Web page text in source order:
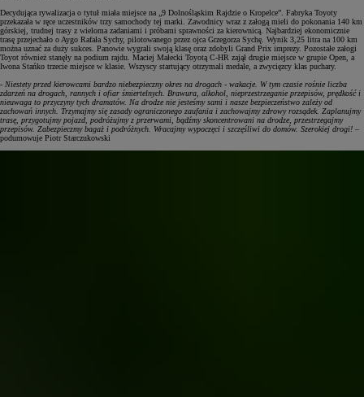
Decydująca rywalizacja o tytuł miała miejsce na „9 Dolnośląskim Rajdzie o Kropelce”. Fabryka Toyoty
przekazała w ręce uczestników trzy samochody tej marki. Zawodnicy wraz z załogą mieli do pokonania 140 km
górskiej, trudnej trasy z wieloma zadaniami i próbami sprawności za kierownicą. Najbardziej ekonomicznie
trasę przejechało o Aygo Rafała Sychy, pilotowanego przez ojca Grzegorza Sychę. Wynik 3,25 litra na 100 km
można uznać za duży sukces. Panowie wygrali swoją klasę oraz zdobyli Grand Prix imprezy. Pozostałe załogi
Toyot również stanęły na podium rajdu. Maciej Małecki Toyotą C-HR zajął drugie miejsce w grupie Open, a
Iwona Stańko trzecie miejsce w klasie. Wszyscy startujący otrzymali medale, a zwycięzcy klas puchary.
- Niestety przed kierowcami bardzo niebezpieczny okres na drogach - wakacje. W tym czasie rośnie liczba
zdarzeń na drogach, rannych i ofiar śmiertelnych. Brawura, alkohol, nieprzestrzeganie przepisów, prędkość i
nieuwaga to przyczyny tych dramatów. Na drodze nie jesteśmy sami i nasze bezpieczeństwo zależy od
zachowań innych. Trzymajmy się zasady ograniczonego zaufania i zachowajmy zdrowy rozsądek. Zaplanujmy
trasę, przygotujmy pojazd, podróżujmy z przerwami, bądźmy skoncentrowani na drodze, przestrzegajmy
przepisów. Zabezpieczmy bagaż i podróżnych. Wracajmy wypoczęci i szczęśliwi do domów. Szerokiej drogi! –
podumowuje Piotr Starczukowski